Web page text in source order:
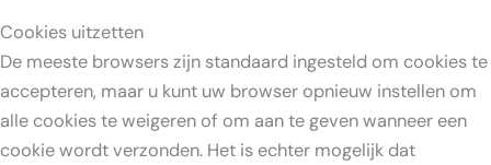
Cookies uitzetten
De meeste browsers zijn standaard ingesteld om cookies te
accepteren, maar u kunt uw browser opnieuw instellen om
alle cookies te weigeren of om aan te geven wanneer een
cookie wordt verzonden. Het is echter mogelijk dat